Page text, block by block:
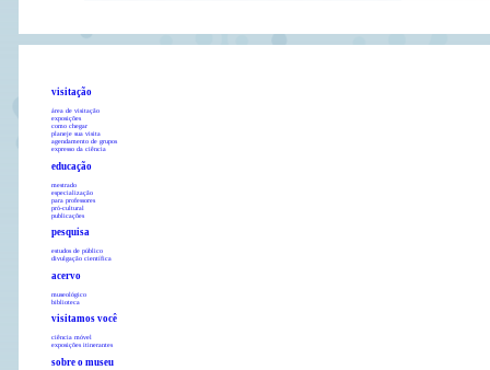
visitação
área de visitação
exposições
como chegar
planeje sua visita
agendamento de grupos
expresso da ciência
educação
mestrado
especialização
para professores
pró-cultural
publicações
pesquisa
estudos de público
divulgação científica
acervo
museológico
biblioteca
visitamos você
ciência móvel
exposições itinerantes
sobre o museu